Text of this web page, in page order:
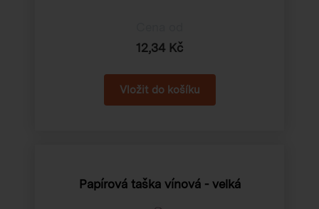
12,34 Kč
Papírová taška vínová - velká